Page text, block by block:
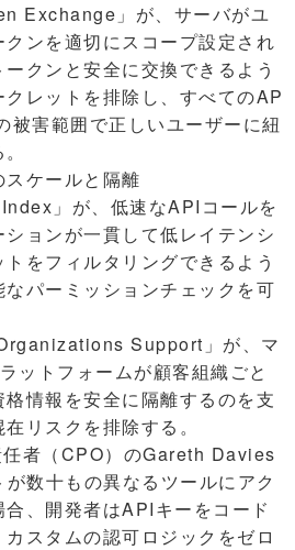
Exchange」が、サーバがユ
ンを適切にスコープ設定され
クンと安全に交換できるよう
レットを排除し、すべてのAP
被害範囲で正しいユーザーに紐
スケールと隔離
」が、低速なAPIコールを
ョンが一貫して低レイテンシ
をフィルタリングできるよう
パーミッションチェックを可
Support」が、マ
ットフォームが顧客組織ごと
情報を安全に隔離するのを支
リスクを排除する。
者（CPO）のGareth Davies
数十もの異なるツールにアク
、開発者はAPIキーをコード
スタムの認可ロジックをゼロ